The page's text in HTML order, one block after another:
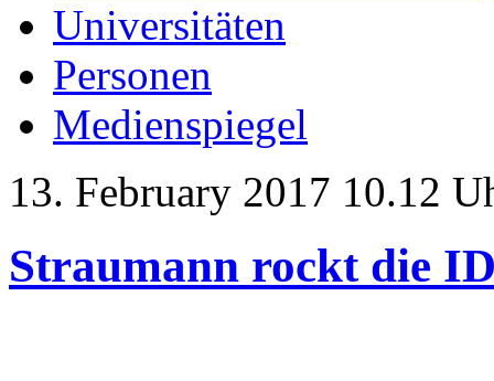
Universitäten
Personen
Medienspiegel
13. February 2017 10.12
Straumann rockt die